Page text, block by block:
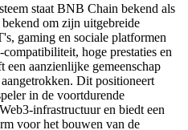
staat BNB Chain bekend als
om zijn uitgebreide
gaming en sociale platformen
hoge prestaties en
een aanzienlijke gemeenschap
Dit positioneert
in de voortdurende
infrastructuur en biedt een
voor het bouwen van de